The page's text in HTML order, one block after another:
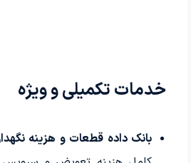
خدمات تکمیلی و ویژه
بانک داده قطعات و هزینه